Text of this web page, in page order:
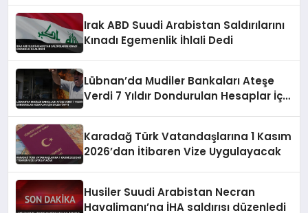
Irak ABD Suudi Arabistan Saldırılarını
Kınadı Egemenlik İhlali Dedi
Lübnan’da Mudiler Bankaları Ateşe
Verdi 7 Yıldır Dondurulan Hesaplar İçin
Karadağ Türk Vatandaşlarına 1 Kasım
2026’dan İtibaren Vize Uygulayacak
Husiler Suudi Arabistan Necran
Havalimanı’na İHA saldırısı düzenledi